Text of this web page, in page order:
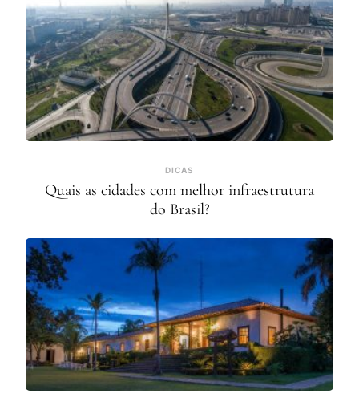
DICAS
Quais as cidades com melhor infraestrutura
do Brasil?